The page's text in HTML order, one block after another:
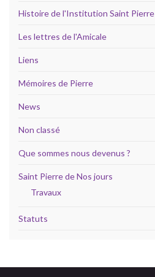
Histoire de l'Institution Saint Pierre
Les lettres de l'Amicale
Liens
Mémoires de Pierre
News
Non classé
Que sommes nous devenus ?
Saint Pierre de Nos jours
Travaux
Statuts